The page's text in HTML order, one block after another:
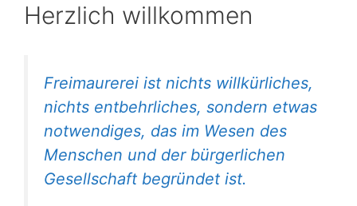
Herzlich willkommen
Freimaurerei ist nichts willkürliches,
nichts entbehrliches, sondern etwas
notwendiges, das im Wesen des
Menschen und der bürgerlichen
Gesellschaft begründet ist.